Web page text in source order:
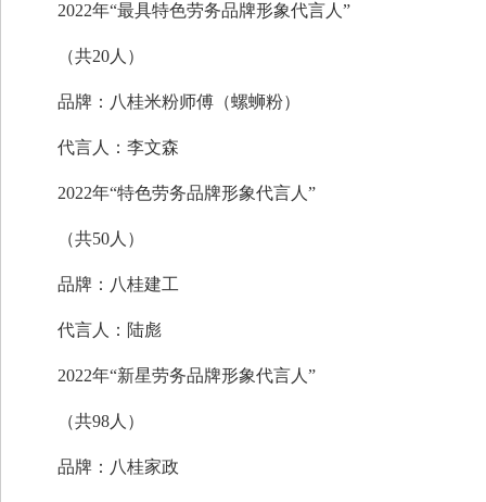
2022年“最具特色劳务品牌形象代言人”
（共20人）
品牌：八桂米粉师傅（螺蛳粉）
代言人：李文森
2022年“特色劳务品牌形象代言人”
（共50人）
品牌：八桂建工
代言人：陆彪
2022年“新星劳务品牌形象代言人”
（共98人）
品牌：八桂家政